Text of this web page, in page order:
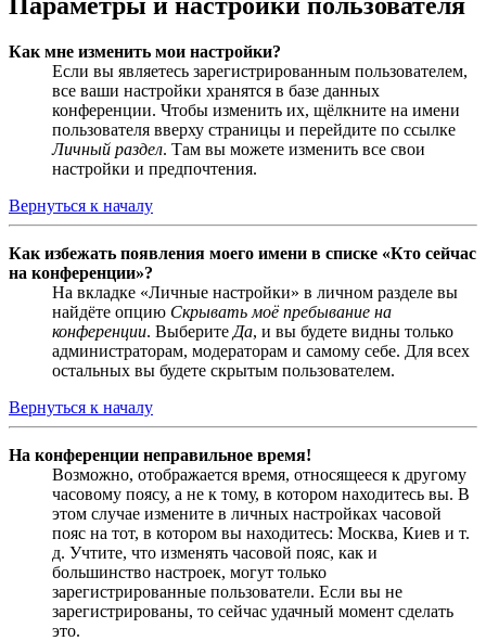
Как мне изменить мои настройки?
Если вы являетесь зарегистрированным пользователем,
все ваши настройки хранятся в базе данных
конференции. Чтобы изменить их, щёлкните на имени
пользователя вверху страницы и перейдите по ссылке
Личный раздел. Там вы можете изменить все свои
настройки и предпочтения.
Вернуться к началу
Как избежать появления моего имени в списке «Кто сейчас
на конференции»?
На вкладке «Личные настройки» в личном разделе вы
найдёте опцию Скрывать моё пребывание на
конференции. Выберите Да, и вы будете видны только
администраторам, модераторам и самому себе. Для всех
остальных вы будете скрытым пользователем.
Вернуться к началу
На конференции неправильное время!
Возможно, отображается время, относящееся к другому
часовому поясу, а не к тому, в котором находитесь вы. В
этом случае измените в личных настройках часовой
пояс на тот, в котором вы находитесь: Москва, Киев и т.
д. Учтите, что изменять часовой пояс, как и
большинство настроек, могут только
зарегистрированные пользователи. Если вы не
зарегистрированы, то сейчас удачный момент сделать
это.